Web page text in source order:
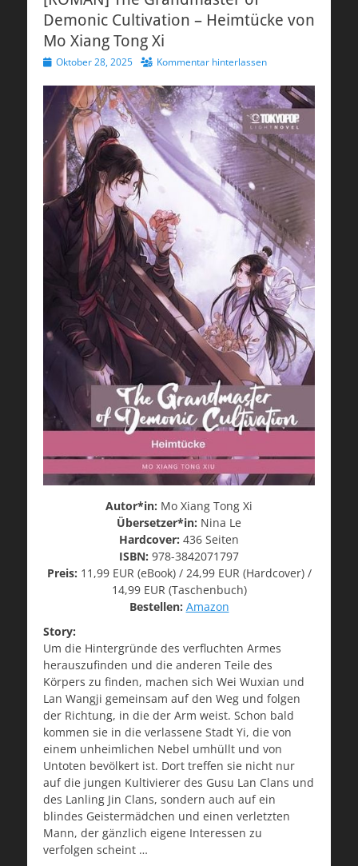
Demonic Cultivation – Heimtücke von
Mo Xiang Tong Xi
Veröffentlicht
Oktober 28, 2025 Kommentar hinterlassen
Autor*in: Mo Xiang Tong Xi
Übersetzer*in: Nina Le
Hardcover: 436 Seiten
ISBN: 978-3842071797
Preis: 11,99 EUR (eBook) / 24,99 EUR (Hardcover) /
14,99 EUR (Taschenbuch)
Bestellen: Amazon
Story:
Um die Hintergründe des verfluchten Armes
herauszufinden und die anderen Teile des
Körpers zu finden, machen sich Wei Wuxian und
Lan Wangji gemeinsam auf den Weg und folgen
der Richtung, in die der Arm weist. Schon bald
kommen sie in die verlassene Stadt Yi, die von
einem unheimlichen Nebel umhüllt und von
Untoten bevölkert ist. Dort treffen sie nicht nur
auf die jungen Kultivierer des Gusu Lan Clans und
des Lanling Jin Clans, sondern auch auf ein
blindes Geistermädchen und einen verletzten
Mann, der gänzlich eigene Interessen zu
verfolgen scheint …